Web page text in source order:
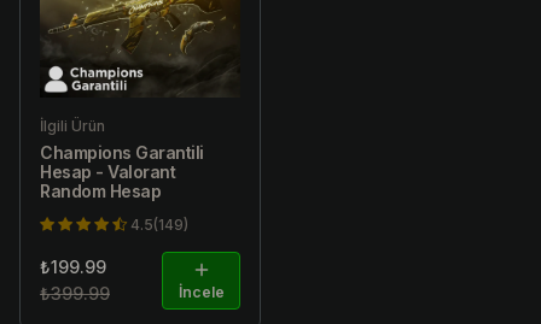
İlgili Ürün
Champions Garantili
Hesap - Valorant
Random Hesap
4.5(149)
₺199.99
₺399.99
İncele